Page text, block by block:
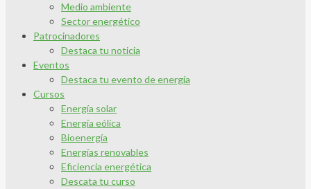
Medio ambiente
Sector energético
Patrocinadores
Destaca tu noticia
Eventos
Destaca tu evento de energía
Cursos
Energía solar
Energía eólica
Bioenergía
Energías renovables
Eficiencia energética
Descata tu curso